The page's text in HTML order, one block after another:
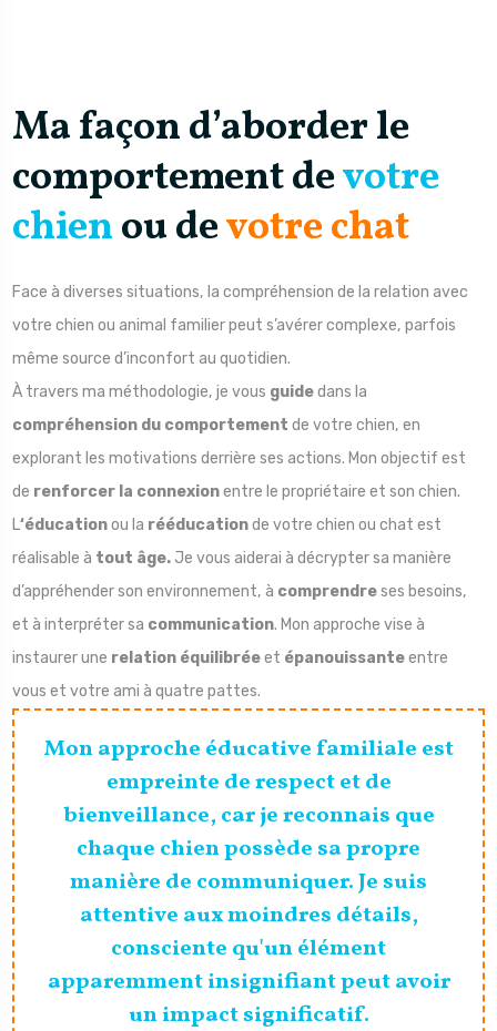
Ma façon d’aborder le
comportement devotre
chienou devotre chat
Face à diverses situations, la compréhension de la relation avec
votre chien ou animal familier peut s’avérer complexe, parfois
même source d’inconfort au quotidien.
À travers ma méthodologie, je vous guidedans la
compréhension du comportement de votre chien, en
explorant les motivations derrière ses actions. Mon objectif est
de renforcer la connexionentre le propriétaire et son chien.
L‘éducationou la rééducationde votre chien ou chat est
réalisable à tout âge.Je vous aiderai à décrypter sa manière
d’appréhender son environnement, à comprendreses besoins,
et à interpréter sa communication. Mon approche vise à
instaurer une relation équilibréeet épanouissanteentre
vous et votre ami à quatre pattes.
Mon approche éducative familiale est
empreinte de respect et de
bienveillance, car je reconnais que
chaque chien possède sa propre
manière de communiquer. Je suis
attentive aux moindres détails,
consciente qu'un élément
apparemment insignifiant peut avoir
un impact significatif.